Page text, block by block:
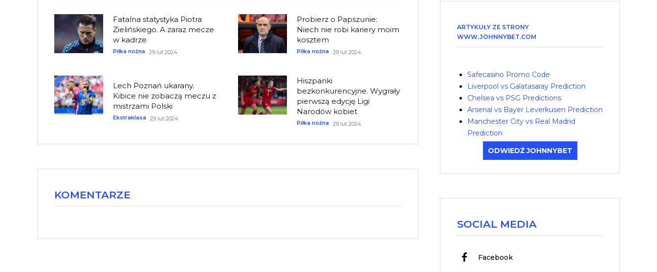
Fatalna statystyka Piotra
Zielińskiego. A zaraz mecze
w kadrze
Piłka nożna 29 lut 2024
Probierz o Papszunie:
Niech nie robi kariery moim
kosztem
Piłka nożna 29 lut 2024
Lech Poznań ukarany.
Kibice nie zobaczą meczu z
mistrzami Polski
Ekstraklasa 29 lut 2024
Hiszpanki
bezkonkurencyjne. Wygrały
pierwszą edycję Ligi
Narodów kobiet
Piłka nożna 29 lut 2024
KOMENTARZE
ARTYKUŁY ZE STRONY
WWW.JOHNNYBET.COM
Safecasino Promo Code
Liverpool vs Galatasaray Prediction
Chelsea vs PSG Predictions
Arsenal vs Bayer Leverkusen Prediction
Manchester City vs Real Madrid
Prediction
ODWIEDŹ JOHNNYBET
SOCIAL MEDIA
Facebook